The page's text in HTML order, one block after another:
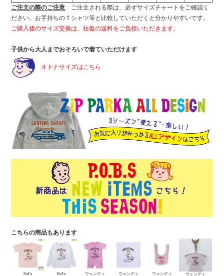
ご注文の際のご注意 ご注文される際は、必ずサイズチャートをご確認く
ださい。お手持ちのＴシャツ等と比較していただくと分かりやすいです。
ご購入後のサイズ交換は、往復の送料をご負担いただきます。
子供から大人までおそろいで着ていただけます
オトナサイズはこちら
こちらの商品もあります
Kid's Kid's ウェンディ ウェンディ ウェンディ ウェンディ